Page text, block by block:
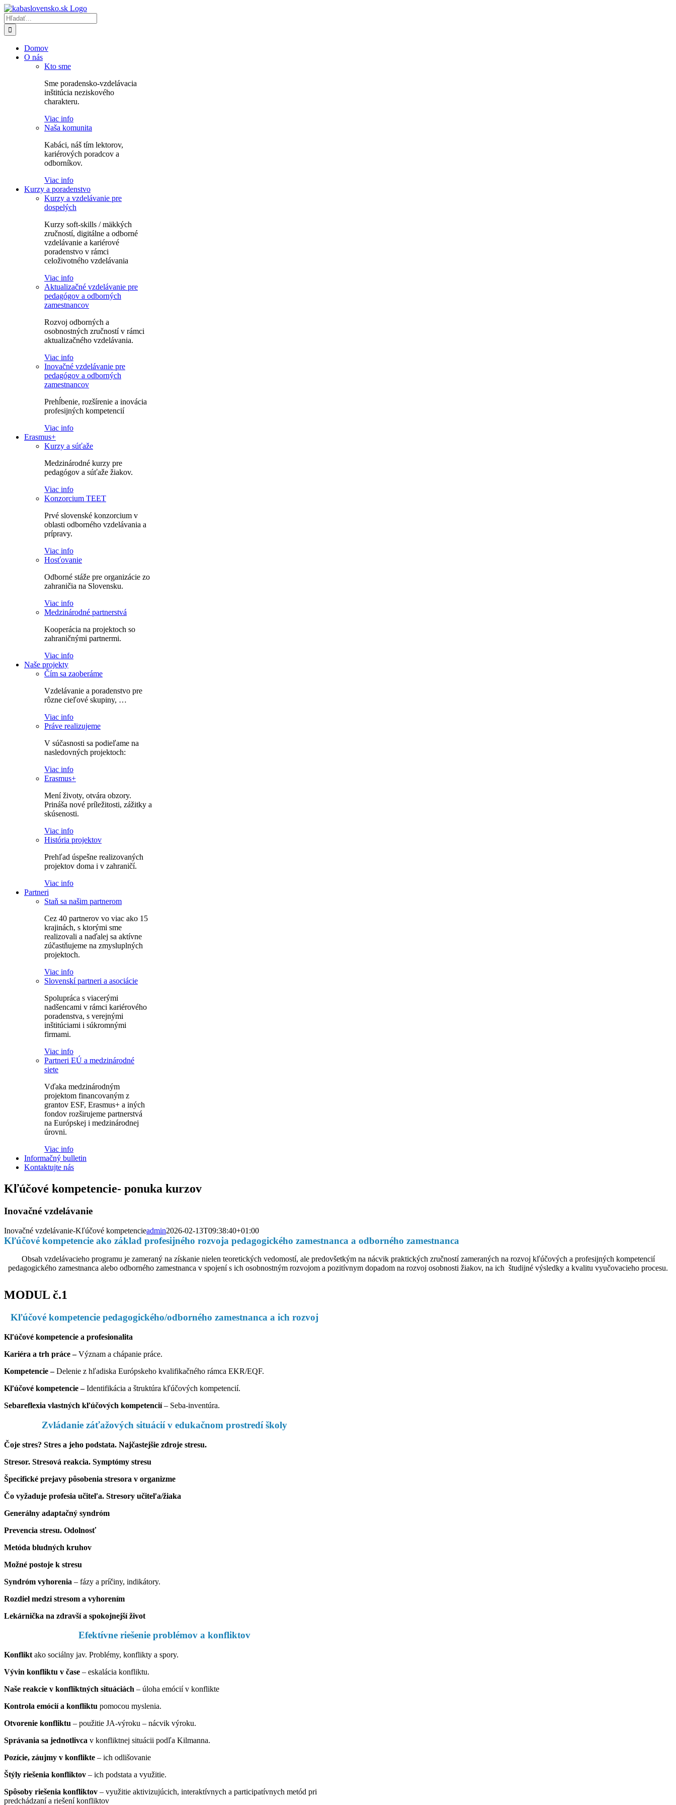
Skip
to
content
Hľadať:
Domov
O nás
Kto sme
Sme poradensko-vzdelávacia
inštitúcia neziskového
charakteru.
Viac info
Naša komunita
Kabáci, náš tím lektorov,
kariérových poradcov a
odborníkov.
Viac info
Kurzy a poradenstvo
Kurzy a vzdelávanie pre
dospelých
Kurzy soft-skills / mäkkých
zručností, digitálne a odborné
vzdelávanie a kariérové
poradenstvo v rámci
celoživotného vzdelávania
Viac info
Aktualizačné vzdelávanie pre
pedagógov a odborných
zamestnancov
Rozvoj odborných a
osobnostných zručností v rámci
aktualizačného vzdelávania.
Viac info
Inovačné vzdelávanie pre
pedagógov a odborných
zamestnancov
Prehĺbenie, rozšírenie a inovácia
profesijných kompetencií
Viac info
Erasmus+
Kurzy a súťaže
Medzinárodné kurzy pre
pedagógov a súťaže žiakov.
Viac info
Konzorcium TEET
Prvé slovenské konzorcium v
oblasti odborného vzdelávania a
prípravy.
Viac info
Hosťovanie
Odborné stáže pre organizácie zo
zahraničia na Slovensku.
Viac info
Medzinárodné partnerstvá
Kooperácia na projektoch so
zahraničnými partnermi.
Viac info
Naše projekty
Čím sa zaoberáme
Vzdelávanie a poradenstvo pre
rôzne cieľové skupiny, …
Viac info
Práve realizujeme
V súčasnosti sa podieľame na
nasledovných projektoch:
Viac info
Erasmus+
Mení životy, otvára obzory.
Prináša nové príležitosti, zážitky a
skúsenosti.
Viac info
História projektov
Prehľad úspešne realizovaných
projektov doma i v zahraničí.
Viac info
Partneri
Staň sa našim partnerom
Cez 40 partnerov vo viac ako 15
krajinách, s ktorými sme
realizovali a naďalej sa aktívne
zúčastňujeme na zmysluplných
projektoch.
Viac info
Slovenskí partneri a asociácie
Spolupráca s viacerými
nadšencami v rámci kariérového
poradenstva, s verejnými
inštitúciami i súkromnými
firmami.
Viac info
Partneri EÚ a medzinárodné
siete
Vďaka medzinárodným
projektom financovaným z
grantov ESF, Erasmus+ a iných
fondov rozširujeme partnerstvá
na Európskej i medzinárodnej
úrovni.
Viac info
Informačný bulletin
Kontaktujte nás
Kľúčové kompetencie- ponuka kurzov
Inovačné vzdelávanie
Inovačné vzdelávanie-Kľúčové kompetencieadmin2026-02-13T09:38:40+01:00
Kľúčové kompetencie ako základ profesijného rozvoja pedagogického zamestnanca a odborného zamestnanca
Obsah vzdelávacieho programu je zameraný na získanie nielen teoretických vedomostí, ale predovšetkým na nácvik praktických zručností zameraných na rozvoj kľúčových a profesijných kompetencií
pedagogického zamestnanca alebo odborného zamestnanca v spojení s ich osobnostným rozvojom a pozitívnym dopadom na rozvoj osobnosti žiakov, na ich študijné výsledky a kvalitu vyučovacieho procesu.
MODUL č.1
Kľúčové kompetencie pedagogického/odborného zamestnanca a ich rozvoj
Kľúčové kompetencie a profesionalita
Kariéra a trh práce –Význam a chápanie práce.
Kompetencie –Delenie z hľadiska Európskeho kvalifikačného rámca EKR/EQF.
Kľúčové kompetencie –Identifikácia a štruktúra kľúčových kompetencií.
Sebareflexia vlastných kľúčových kompetencií– Seba-inventúra.
Zvládanie záťažových situácií v edukačnom prostredí školy
Čoje stres? Stres a jeho podstata. Najčastejšie zdroje stresu.
Stresor. Stresová reakcia. Symptómy stresu
Špecifické prejavy pôsobenia stresora v organizme
Čo vyžaduje profesia učiteľa. Stresory učiteľa/žiaka
Generálny adaptačný syndróm
Prevencia stresu. Odolnosť
Metóda bludných kruhov
Možné postoje k stresu
Syndróm vyhorenia – fázy a príčiny, indikátory.
Rozdiel medzi stresom a vyhorením
Lekárnička na zdravší a spokojnejší život
Efektívne riešenie problémov a konfliktov
Konflikt ako sociálny jav. Problémy, konflikty a spory.
Vývin konfliktu v čase – eskalácia konfliktu.
Naše reakcie v konfliktných situáciách – úloha emócií v konflikte
Kontrola emócií a konfliktu pomocou myslenia.
Otvorenie konfliktu – použitie JA-výroku – nácvik výroku.
Správania sa jednotlivca v konfliktnej situácii podľa Kilmanna.
Pozície, záujmy v konflikte – ich odlišovanie
Štýly riešenia konfliktov – ich podstata a využitie.
Spôsoby riešenia konfliktov – využitie aktivizujúcich, interaktívnych a participatívnych metód pri
predchádzaní a riešení konfliktov